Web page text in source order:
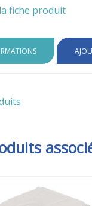
fiche produit